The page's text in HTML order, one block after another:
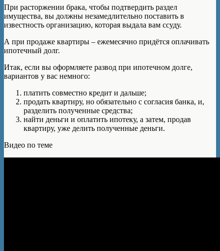
При расторжении брака, чтобы подтвердить раздел
имущества, вы должны незамедлительно поставить в
известность организацию, которая выдала вам ссуду.
А при продаже квартиры – ежемесячно придётся оплачивать
ипотечный долг.
Итак, если вы оформляете развод при ипотечном долге,
вариантов у вас немного:
платить совместно кредит и дальше;
продать квартиру, но обязательно с согласия банка, и,
разделить полученные средства;
найти деньги и оплатить ипотеку, а затем, продав
квартиру, уже делить полученные деньги.
Видео по теме